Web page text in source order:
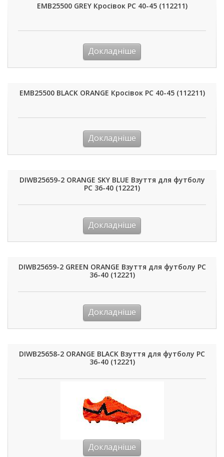
EMB25500 GREY Кросівок PC 40-45 (112211)
Докладніше
EMB25500 BLACK ORANGE Кросівок PC 40-45 (112211)
Докладніше
DIWB25659-2 ORANGE SKY BLUE Взуття для футболу
РС 36-40 (12221)
Докладніше
DIWB25659-2 GREEN ORANGE Взуття для футболу РС
36-40 (12221)
Докладніше
DIWB25658-2 ORANGE BLACK Взуття для футболу РС
36-40 (12221)
Докладніше